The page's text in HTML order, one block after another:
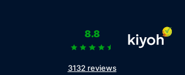
8.8
3132 reviews